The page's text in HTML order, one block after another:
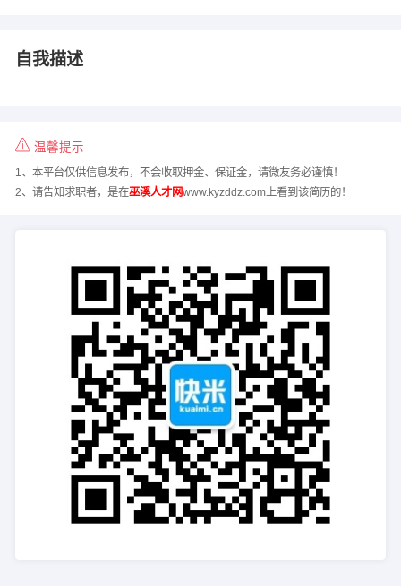
自我描述
温馨提示
1、本平台仅供信息发布，不会收取押金、保证金，请微友务必谨慎！
2、请告知求职者，是在巫溪人才网www.kyzddz.com上看到该简历的！